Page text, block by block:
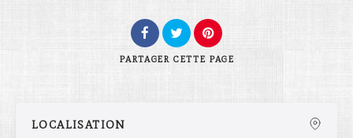
PARTAGER CETTE PAGE
LOCALISATION